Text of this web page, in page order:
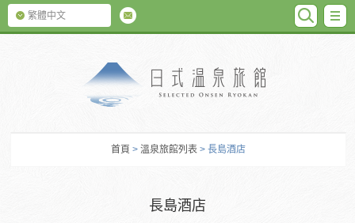
繁體中文
首頁 > 溫泉旅館列表 > 長島酒店
長島酒店